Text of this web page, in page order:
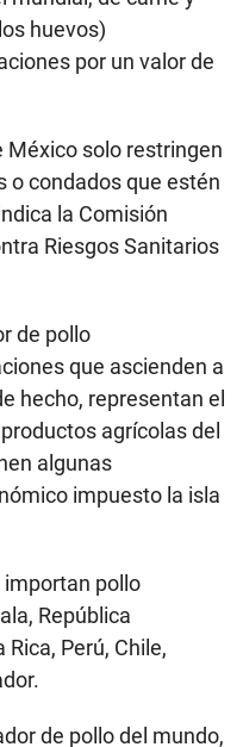
huevos)
por un valor de
solo restringen
o condados que estén
la Comisión
Riesgos Sanitarios
de pollo
que ascienden a
hecho, representan el
agrícolas del
algunas
impuesto la isla
importan pollo
República
Perú, Chile,
de pollo del mundo,